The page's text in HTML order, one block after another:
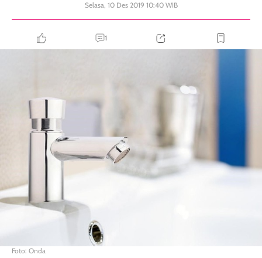
Selasa, 10 Des 2019 10:40 WIB
1
Foto: Onda